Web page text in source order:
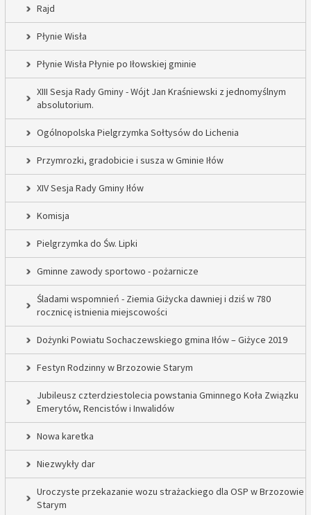
Rajd
Płynie Wisła
Płynie Wisła Płynie po Iłowskiej gminie
XIII Sesja Rady Gminy - Wójt Jan Kraśniewski z jednomyślnym
absolutorium.
Ogólnopolska Pielgrzymka Sołtysów do Lichenia
Przymrozki, gradobicie i susza w Gminie Iłów
XIV Sesja Rady Gminy Iłów
Komisja
Pielgrzymka do Św. Lipki
Gminne zawody sportowo - pożarnicze
Śladami wspomnień - Ziemia Giżycka dawniej i dziś w 780
rocznicę istnienia miejscowości
Dożynki Powiatu Sochaczewskiego gmina Iłów – Giżyce 2019
Festyn Rodzinny w Brzozowie Starym
Jubileusz czterdziestolecia powstania Gminnego Koła Związku
Emerytów, Rencistów i Inwalidów
Nowa karetka
Niezwykły dar
Uroczyste przekazanie wozu strażackiego dla OSP w Brzozowie
Starym